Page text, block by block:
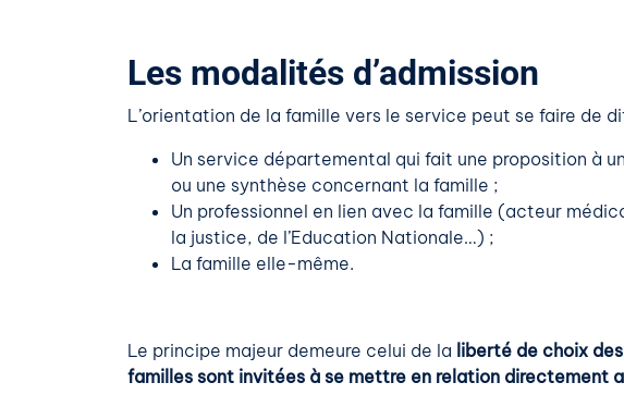
Les modalités d’admission
L’orientation de la famille vers le service peut se faire de
Un service départemental qui fait une proposition à
ou une synthèse concernant la famille ;
Un professionnel en lien avec la famille (acteur
la justice, de l’Education Nationale…) ;
La famille elle-même.
Le principe majeur demeure celui de la liberté de choix
familles sont invitées à se mettre en relation directement